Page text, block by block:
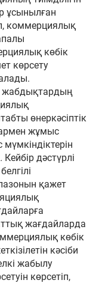
ұсынылған
коммерциялық
көбік
көрсету
жабдықтардың
өнеркәсіптік
жұмыс
мүмкіндіктерін
дәстүрлі
қажет
жағдайларда
көбік
кәсіби
жабылу
көрсетіп,